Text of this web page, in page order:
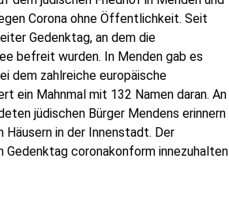
Corona ohne Öffentlichkeit. Seit
Gedenktag, an dem die
befreit wurden. In Menden gab es
dem zahlreiche europäische
ein Mahnmal mit 132 Namen daran. An
jüdischen Bürger Mendens erinnern
in der Innenstadt. Der
Gedenktag coronakonform innezuhalten